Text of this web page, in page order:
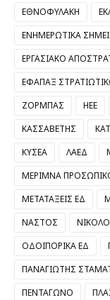
ΕΘΝΟΦΥΛΑΚΗ
ΕΝΗΜΕΡΩΤΙΚΑ
ΕΡΓΑΣΙΑΚΟ
ΕΦΑΠΑΞ
ΖΟΡΜΠΑΣ
ΗΕΕ
ΚΑΣΣΑΒΕΤΗΣ
ΚΥΣΕΑ
ΛΑΕΔ
ΜΕΡΙΜΝΑ
ΜΕΤΑΤΑΞΕΙΣ ΕΔ
ΝΑΣΤΟΣ
ΟΔΟΙΠΟΡΙΚΑ ΕΔ
ΠΑΝΑΓΙΩΤΗΣ
ΠΕΝΤΑΓΩΝΟ